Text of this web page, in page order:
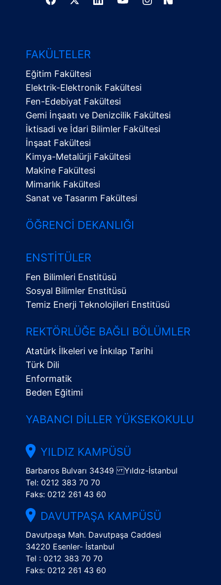
Menü
FAKÜLTELER
Eğitim Fakültesi
Elektrik-Elektronik Fakültesi
Fen-Edebiyat Fakültesi
Gemi İnşaatı ve Denizcilik Fakültesi
İktisadi ve İdari Bilimler Fakültesi
İnşaat Fakültesi
Kimya-Metalürji Fakültesi
Makine Fakültesi
Mimarlık Fakültesi
Sanat ve Tasarım Fakültesi
ÖĞRENCI DEKANLIĞI
ENSTITÜLER
Fen Bilimleri Enstitüsü
Sosyal Bilimler Enstitüsü
Temiz Enerji Teknolojileri Enstitüsü
REKTÖRLÜĞE BAĞLI BÖLÜMLER
Atatürk İlkeleri ve İnkılap Tarihi
Türk Dili
Enformatik
Beden Eğitimi
YABANCI DILLER YÜKSEKOKULU
YILDIZ KAMPÜSÜ
Barbaros Bulvarı 34349 Yıldız-İstanbul
Tel: 0212 383 70 70
Faks: 0212 261 43 60
DAVUTPAŞA KAMPÜSÜ
Davutpaşa Mah. Davutpaşa Caddesi
34220 Esenler- İstanbul
Tel : 0212 383 70 70
Faks: 0212 261 43 60